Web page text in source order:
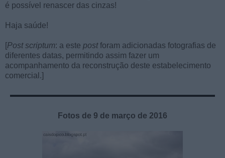
é possível renascer das cinzas!
Haja saúde!
[Post scriptum: a este postforam adicionadas fotografias de
diferentes datas, permitindo assim fazer um
acompanhamento da reconstrução deste estabelecimento
comercial.]
Fotos de 9 de março de 2016